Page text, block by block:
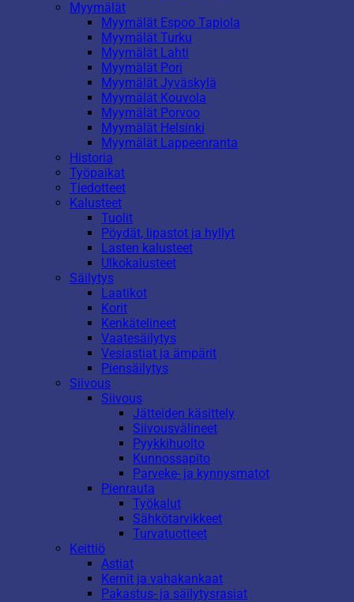
Myymälät
Myymälät Espoo Tapiola
Myymälät Turku
Myymälät Lahti
Myymälät Pori
Myymälät Jyväskylä
Myymälät Kouvola
Myymälät Porvoo
Myymälät Helsinki
Myymälät Lappeenranta
Historia
Työpaikat
Tiedotteet
Kalusteet
Tuolit
Pöydät, lipastot ja hyllyt
Lasten kalusteet
Ulkokalusteet
Säilytys
Laatikot
Korit
Kenkätelineet
Vaatesäilytys
Vesiastiat ja ämpärit
Piensäilytys
Siivous
Siivous
Jätteiden käsittely
Siivousvälineet
Pyykkihuolto
Kunnossapito
Parveke- ja kynnysmatot
Pienrauta
Työkalut
Sähkötarvikkeet
Turvatuotteet
Keittiö
Astiat
Kernit ja vahakankaat
Pakastus- ja säilytysrasiat